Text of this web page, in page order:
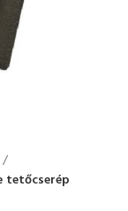
tetőcserép